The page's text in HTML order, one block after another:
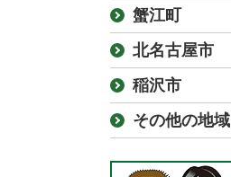
蟹江町
北名古屋市
稲沢市
その他の地域